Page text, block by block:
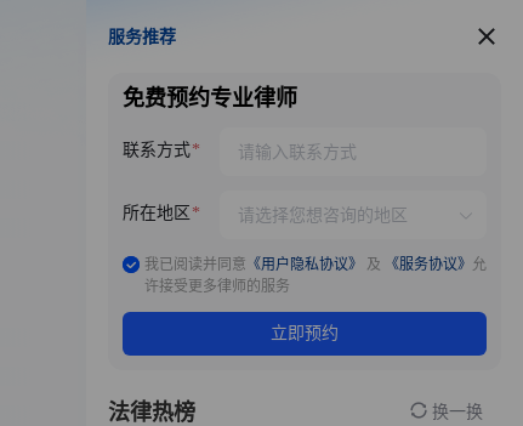
服务推荐
服务推荐
免费预约专业律师
联系方式
所在地区
我已阅读并同意 《用户隐私协议》 及 《服务协议》 允
许接受更多律师的服务
立即预约
法律热榜 换一换